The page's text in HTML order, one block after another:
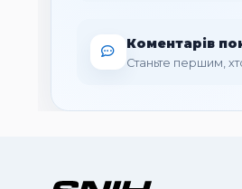
Коментарів
Станьте першим,